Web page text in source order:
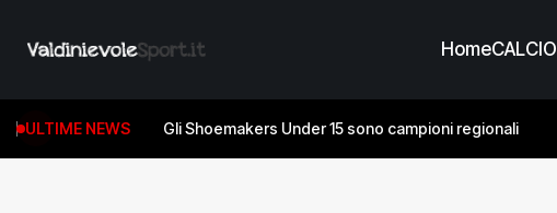
HomeCALCIO
ULTIME NEWS Gli Shoemakers Under 15 sono campioni regionali